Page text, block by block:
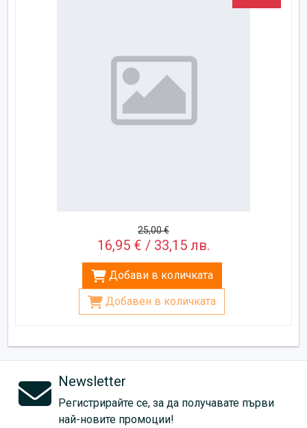
25,00 €
16,95 € / 33,15 лв.
Добави в количката
Добавен в количката
Newsletter
Регистрирайте се, за да получавате първи
най-новите промоции!